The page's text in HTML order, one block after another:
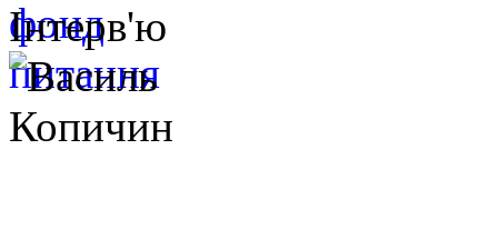
Інтерв'ю